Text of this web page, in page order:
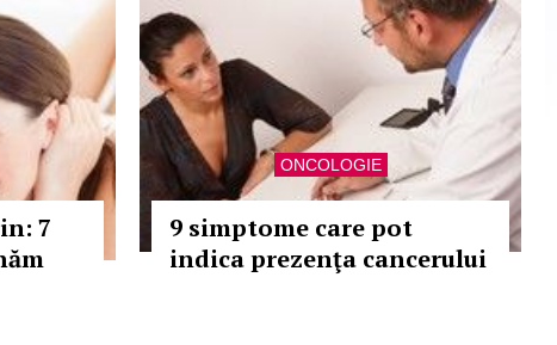
7
ONCOLOGIE
9 simptome care pot
indica prezenţa cancerului